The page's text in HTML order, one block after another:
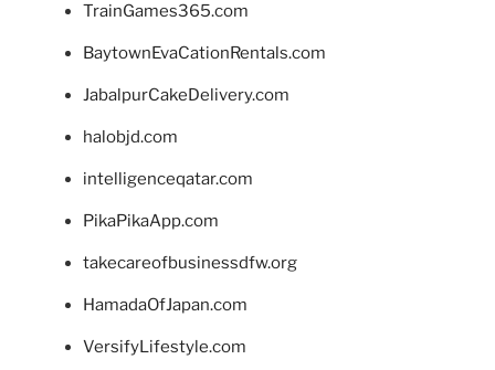
TrainGames365.com
BaytownEvaCationRentals.com
JabalpurCakeDelivery.com
halobjd.com
intelligenceqatar.com
PikaPikaApp.com
takecareofbusinessdfw.org
HamadaOfJapan.com
VersifyLifestyle.com